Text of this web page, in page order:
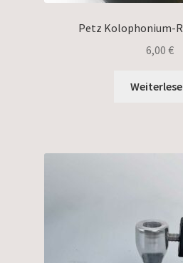
Petz Kolophonium-
6,00 €